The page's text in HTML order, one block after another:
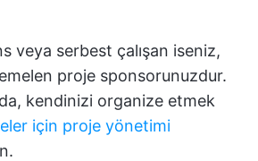
veya serbest çalışan iseniz,
proje sponsorunuzdur.
kendinizi organize etmek
için proje yönetimi